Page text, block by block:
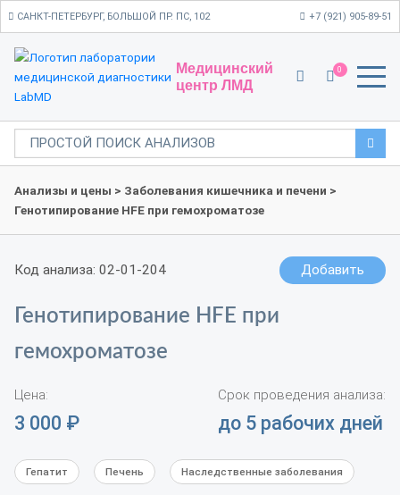
САНКТ-ПЕТЕРБУРГ, БОЛЬШОЙ ПР. ПС, 102 +7 (921) 905-89-51
Медицинский
центр ЛМД
0
Анализы и цены > Заболевания кишечника и печени >
Генотипирование HFE при гемохроматозе
Код анализа: 02-01-204 Добавить
Генотипирование HFE при
гемохроматозе
Цена:
3 000 ₽
Срок проведения анализа:
до 5 рабочих дней
Гепатит Печень Наследственные заболевания